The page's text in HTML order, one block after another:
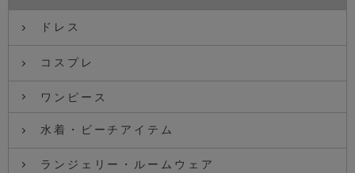
ドレス
コスプレ
ワンピース
水着・ビーチアイテム
ランジェリー・ルームウェア